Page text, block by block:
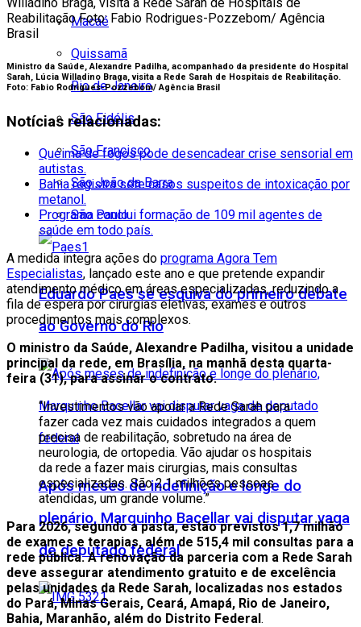
Macaé
Quissamã
Rio de Janeiro
São Fidélis
São Francisco
São João da Barra
São Paulo
Eduardo Paes se esquiva do primeiro debate
ao Governo do Rio
Após meses de indefinição e longe do
plenário, Marquinho Bacellar vai disputar vaga
de deputado federal
Ministro da Saúde, Alexandre Padilha, acompanhado da presidente do Hospital
Sarah, Lúcia Willadino Braga, visita a Rede Sarah de Hospitais de Reabilitação.
Foto: Fabio Rodrigues-Pozzebom/ Agência Brasil
Notícias relacionadas:
Queima de fogos pode desencadear crise sensorial em
autistas.
Bahia registra sete casos suspeitos de intoxicação por
metanol.
Programa conclui formação de 109 mil agentes de
saúde em todo país.
A medida integra ações do programa Agora Tem
Especialistas, lançado este ano e que pretende expandir
atendimento médico em áreas especializadas, reduzindo a
fila de espera por cirurgias eletivas, exames e outros
procedimentos mais complexos.
O ministro da Saúde, Alexandre Padilha, visitou a unidade
principal da rede, em Brasília, na manhã desta quarta-
feira (31), para assinar o contrato.
“Investimentos vão apoiar a Rede Sarah para
fazer cada vez mais cuidados integrados a quem
precisa de reabilitação, sobretudo na área de
neurologia, de ortopedia. Vão ajudar os hospitais
da rede a fazer mais cirurgias, mais consultas
especializadas. São 2,1 milhões pessoas
atendidas, um grande volume.”
Para 2026, segundo a pasta, estão previstos 1,7 milhão
de exames e terapias, além de 515,4 mil consultas para a
rede pública. A renovação da parceria com a Rede Sarah
deve assegurar atendimento gratuito e de excelência
pelas unidades da Rede Sarah, localizadas nos estados
do Pará, Minas Gerais, Ceará, Amapá, Rio de Janeiro,
Bahia, Maranhão, além do Distrito Federal.